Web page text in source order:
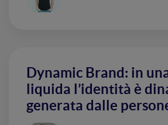
Dynamic Brand: in
liquida l’identità è
generata dalle